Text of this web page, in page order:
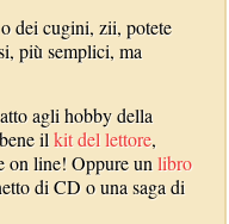
dei cugini, zii, potete
più semplici, ma
agli hobby della
ilkit del lettore,
on line! Oppure unlibro
di CD o una saga di